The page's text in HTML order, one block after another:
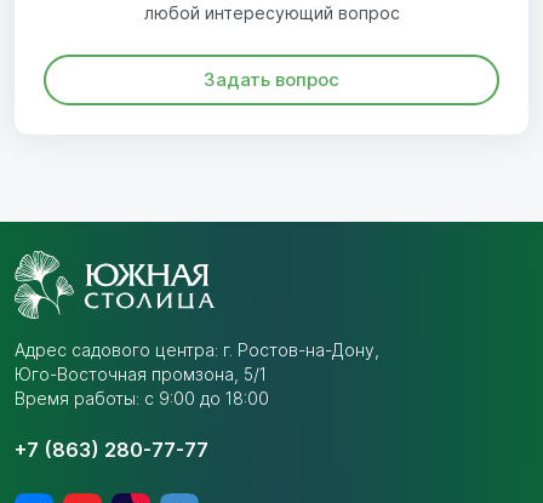
любой интересующий вопрос
Задать вопрос
Адрес садового центра: г. Ростов-на-Дону,
Юго-Восточная промзона, 5/1
Время работы: с 9:00 до 18:00
+7 (863) 280-77-77